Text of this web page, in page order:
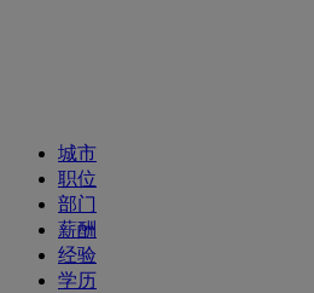
城市
职位
部门
薪酬
经验
学历